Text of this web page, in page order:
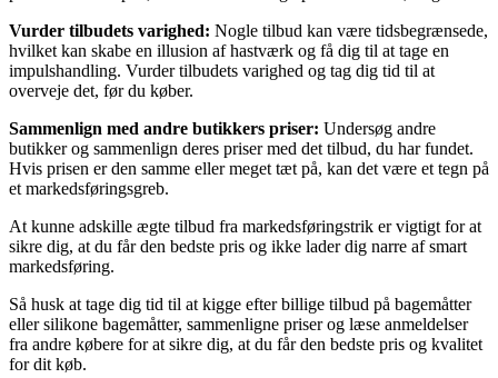
Vurder tilbudets varighed: Nogle tilbud kan være tidsbegrænsede,
hvilket kan skabe en illusion af hastværk og få dig til at tage en
impulshandling. Vurder tilbudets varighed og tag dig tid til at
overveje det, før du køber.
Sammenlign med andre butikkers priser: Undersøg andre
butikker og sammenlign deres priser med det tilbud, du har fundet.
Hvis prisen er den samme eller meget tæt på, kan det være et tegn på
et markedsføringsgreb.
At kunne adskille ægte tilbud fra markedsføringstrik er vigtigt for at
sikre dig, at du får den bedste pris og ikke lader dig narre af smart
markedsføring.
Så husk at tage dig tid til at kigge efter billige tilbud på bagemåtter
eller silikone bagemåtter, sammenligne priser og læse anmeldelser
fra andre købere for at sikre dig, at du får den bedste pris og kvalitet
for dit køb.